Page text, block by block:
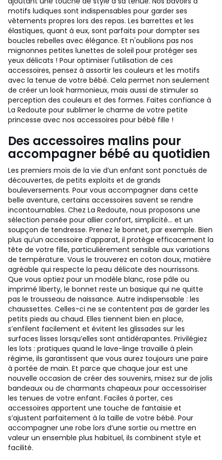
motifs ludiques sont indispensables pour garder ses
vêtements propres lors des repas. Les barrettes et les
élastiques, quant à eux, sont parfaits pour dompter ses
boucles rebelles avec élégance. Et n'oublions pas nos
mignonnes petites lunettes de soleil pour protéger ses
yeux délicats ! Pour optimiser l'utilisation de ces
accessoires, pensez à assortir les couleurs et les motifs
avec la tenue de votre bébé. Cela permet non seulement
de créer un look harmonieux, mais aussi de stimuler sa
perception des couleurs et des formes. Faites confiance à
La Redoute pour sublimer le charme de votre petite
princesse avec nos accessoires pour bébé fille !
Des accessoires malins pour
accompagner bébé au quotidien
Les premiers mois de la vie d’un enfant sont ponctués de
découvertes, de petits exploits et de grands
bouleversements. Pour vous accompagner dans cette
belle aventure, certains accessoires savent se rendre
incontournables. Chez La Redoute, nous proposons une
sélection pensée pour allier confort, simplicité… et un
soupçon de tendresse. Prenez le bonnet, par exemple. Bien
plus qu’un accessoire d’apparat, il protège efficacement la
tête de votre fille, particulièrement sensible aux variations
de température. Vous le trouverez en coton doux, matière
agréable qui respecte la peau délicate des nourrissons.
Que vous optiez pour un modèle blanc, rose pâle ou
imprimé liberty, le bonnet reste un basique qui ne quitte
pas le trousseau de naissance. Autre indispensable : les
chaussettes. Celles-ci ne se contentent pas de garder les
petits pieds au chaud. Elles tiennent bien en place,
s’enfilent facilement et évitent les glissades sur les
surfaces lisses lorsqu’elles sont antidérapantes. Privilégiez
les lots : pratiques quand le lave-linge travaille à plein
régime, ils garantissent que vous aurez toujours une paire
à portée de main. Et parce que chaque jour est une
nouvelle occasion de créer des souvenirs, misez sur de jolis
bandeaux ou de charmants chapeaux pour accessoiriser
les tenues de votre enfant. Faciles à porter, ces
accessoires apportent une touche de fantaisie et
s’ajustent parfaitement à la taille de votre bébé. Pour
accompagner une robe lors d’une sortie ou mettre en
valeur un ensemble plus habituel, ils combinent style et
facilité.